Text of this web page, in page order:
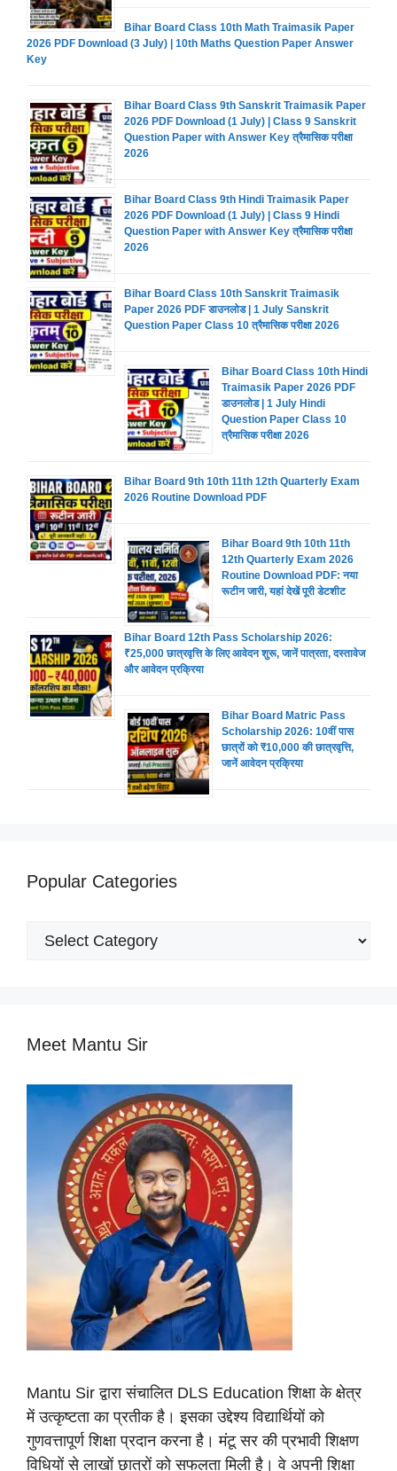
Bihar Board Class 10th Math Traimasik Paper
2026 PDF Download (3 July) | 10th Maths Question Paper Answer
Key
Bihar Board Class 9th Sanskrit Traimasik Paper
2026 PDF Download (1 July) | Class 9 Sanskrit
Question Paper with Answer Key त्रैमासिक परीक्षा
2026
Bihar Board Class 9th Hindi Traimasik Paper
2026 PDF Download (1 July) | Class 9 Hindi
Question Paper with Answer Key त्रैमासिक परीक्षा
2026
Bihar Board Class 10th Sanskrit Traimasik
Paper 2026 PDF डाउनलोड | 1 July Sanskrit
Question Paper Class 10 त्रैमासिक परीक्षा 2026
Bihar Board Class 10th Hindi
Traimasik Paper 2026 PDF
डाउनलोड | 1 July Hindi
Question Paper Class 10
त्रैमासिक परीक्षा 2026
Bihar Board 9th 10th 11th 12th Quarterly Exam
2026 Routine Download PDF
Bihar Board 9th 10th 11th
12th Quarterly Exam 2026
Routine Download PDF: नया
रूटीन जारी, यहां देखें पूरी डेटशीट
Bihar Board 12th Pass Scholarship 2026:
₹25,000 छात्रवृत्ति के लिए आवेदन शुरू, जानें पात्रता, दस्तावेज
और आवेदन प्रक्रिया
Bihar Board Matric Pass
Scholarship 2026: 10वीं पास
छात्रों को ₹10,000 की छात्रवृत्ति,
जानें आवेदन प्रक्रिया
Popular Categories
Popular
Meet Mantu Sir
Mantu Sir द्वारा संचालित DLS Education शिक्षा के क्षेत्र
में उत्कृष्टता का प्रतीक है। इसका उद्देश्य विद्यार्थियों को
गुणवत्तापूर्ण शिक्षा प्रदान करना है। मंटू सर की प्रभावी शिक्षण
विधियों से लाखों छात्रों को सफलता मिली है। वे अपनी शिक्षा